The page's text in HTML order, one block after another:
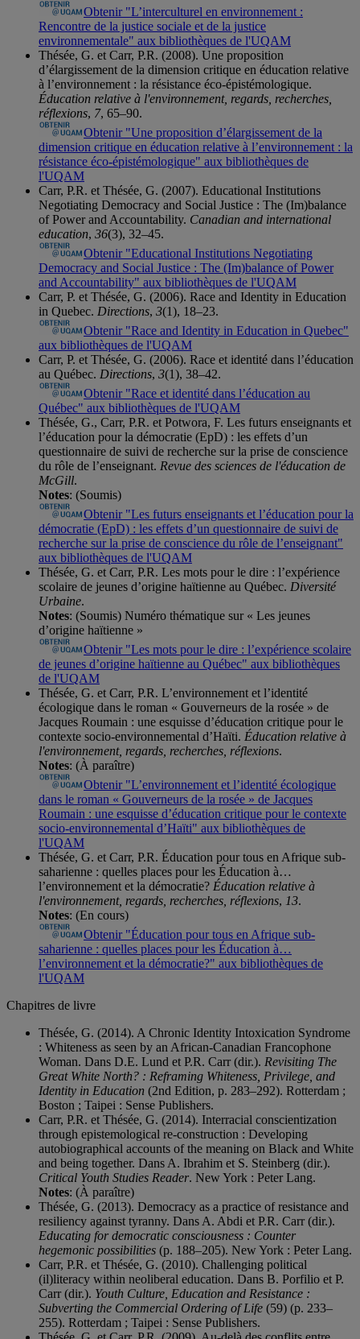
Obtenir "L’interculturel en environnement :
Rencontre de la justice sociale et de la justice
environnementale" aux bibliothèques de l'UQAM
Thésée, G. et Carr, P.R. (2008). Une proposition
d’élargissement de la dimension critique en éducation relative
à l’environnement : la résistance éco-épistémologique.
Éducation relative à l'environnement, regards, recherches,
réflexions, 7, 65–90.
Obtenir "Une proposition d’élargissement de la
dimension critique en éducation relative à l’environnement : la
résistance éco-épistémologique" aux bibliothèques de
l'UQAM
Carr, P.R. et Thésée, G. (2007). Educational Institutions
Negotiating Democracy and Social Justice : The (Im)balance
of Power and Accountability. Canadian and international
education, 36(3), 32–45.
Obtenir "Educational Institutions Negotiating
Democracy and Social Justice : The (Im)balance of Power
and Accountability" aux bibliothèques de l'UQAM
Carr, P. et Thésée, G. (2006). Race and Identity in Education
in Quebec. Directions, 3(1), 18–23.
Obtenir "Race and Identity in Education in Quebec"
aux bibliothèques de l'UQAM
Carr, P. et Thésée, G. (2006). Race et identité dans l’éducation
au Québec. Directions, 3(1), 38–42.
Obtenir "Race et identité dans l’éducation au
Québec" aux bibliothèques de l'UQAM
Thésée, G., Carr, P.R. et Potwora, F. Les futurs enseignants et
l’éducation pour la démocratie (EpD) : les effets d’un
questionnaire de suivi de recherche sur la prise de conscience
du rôle de l’enseignant. Revue des sciences de l'éducation de
McGill.
Notes: (Soumis)
Obtenir "Les futurs enseignants et l’éducation pour la
démocratie (EpD) : les effets d’un questionnaire de suivi de
recherche sur la prise de conscience du rôle de l’enseignant"
aux bibliothèques de l'UQAM
Thésée, G. et Carr, P.R. Les mots pour le dire : l’expérience
scolaire de jeunes d’origine haïtienne au Québec. Diversité
Urbaine.
Notes: (Soumis) Numéro thématique sur « Les jeunes
d’origine haïtienne »
Obtenir "Les mots pour le dire : l’expérience scolaire
de jeunes d’origine haïtienne au Québec" aux bibliothèques
de l'UQAM
Thésée, G. et Carr, P.R. L’environnement et l’identité
écologique dans le roman « Gouverneurs de la rosée » de
Jacques Roumain : une esquisse d’éducation critique pour le
contexte socio-environnemental d’Haïti. Éducation relative à
l'environnement, regards, recherches, réflexions.
Notes: (À paraître)
Obtenir "L’environnement et l’identité écologique
dans le roman « Gouverneurs de la rosée » de Jacques
Roumain : une esquisse d’éducation critique pour le contexte
socio-environnemental d’Haïti" aux bibliothèques de
l'UQAM
Thésée, G. et Carr, P.R. Éducation pour tous en Afrique sub-
saharienne : quelles places pour les Éducation à…
l’environnement et la démocratie? Éducation relative à
l'environnement, regards, recherches, réflexions, 13.
Notes: (En cours)
Obtenir "Éducation pour tous en Afrique sub-
saharienne : quelles places pour les Éducation à…
l’environnement et la démocratie?" aux bibliothèques de
l'UQAM
Chapitres de livre
Thésée, G. (2014). A Chronic Identity Intoxication Syndrome
: Whiteness as seen by an African-Canadian Francophone
Woman. Dans D.E. Lund et P.R. Carr (dir.). Revisiting The
Great White North? : Reframing Whiteness, Privilege, and
Identity in Education (2nd Edition, p. 283–292). Rotterdam ;
Boston ; Taipei : Sense Publishers.
Carr, P.R. et Thésée, G. (2014). Interracial conscientization
through epistemological re-construction : Developing
autobiographical accounts of the meaning on Black and White
and being together. Dans A. Ibrahim et S. Steinberg (dir.).
Critical Youth Studies Reader. New York : Peter Lang.
Notes: (À paraître)
Thésée, G. (2013). Democracy as a practice of resistance and
resiliency against tyranny. Dans A. Abdi et P.R. Carr (dir.).
Educating for democratic consciousness : Counter
hegemonic possibilities (p. 188–205). New York : Peter Lang.
Carr, P.R. et Thésée, G. (2010). Challenging political
(il)literacy within neoliberal education. Dans B. Porfilio et P.
Carr (dir.). Youth Culture, Education and Resistance :
Subverting the Commercial Ordering of Life (59) (p. 233–
255). Rotterdam ; Taipei : Sense Publishers.